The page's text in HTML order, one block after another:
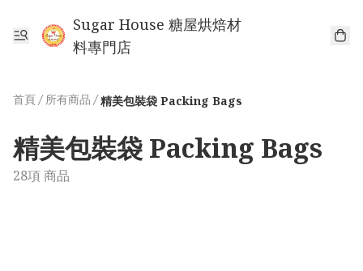
Sugar House 糖屋烘焙材
料專門店
首頁 / 所有商品 / 精美包裝袋 Packing Bags
精美包裝袋 Packing Bags
28項 商品